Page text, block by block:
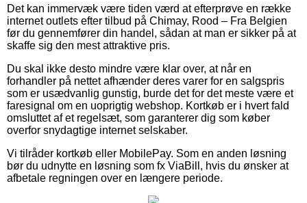
Det kan immervæk være tiden værd at efterprøve en række
internet outlets efter tilbud på Chimay, Rood – Fra Belgien
før du gennemfører din handel, sådan at man er sikker på at
skaffe sig den mest attraktive pris.
Du skal ikke desto mindre være klar over, at når en
forhandler på nettet afhænder deres varer for en salgspris
som er usædvanlig gunstig, burde det for det meste være et
faresignal om en uoprigtig webshop. Kortkøb er i hvert fald
omsluttet af et regelsæt, som garanterer dig som køber
overfor snydagtige internet selskaber.
Vi tilråder kortkøb eller MobilePay. Som en anden løsning
bør du udnytte en løsning som fx ViaBill, hvis du ønsker at
afbetale regningen over en længere periode.